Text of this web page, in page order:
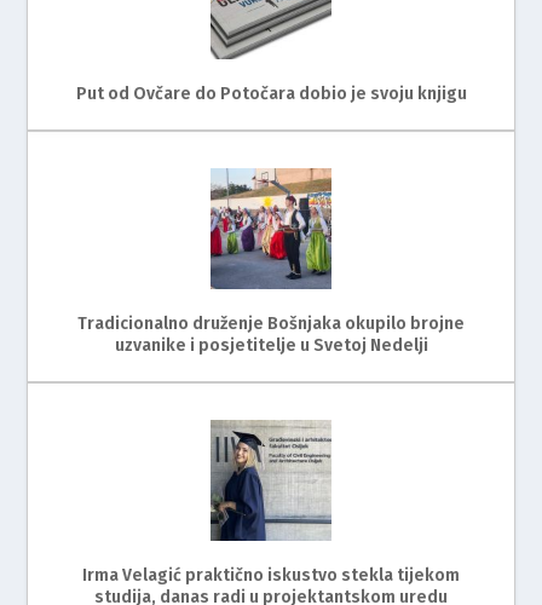
Put od Ovčare do Potočara dobio je svoju knjigu
Tradicionalno druženje Bošnjaka okupilo brojne
uzvanike i posjetitelje u Svetoj Nedelji
Irma Velagić praktično iskustvo stekla tijekom
studija, danas radi u projektantskom uredu